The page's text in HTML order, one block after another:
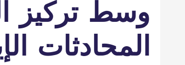
وسط تركيز
المحادثات